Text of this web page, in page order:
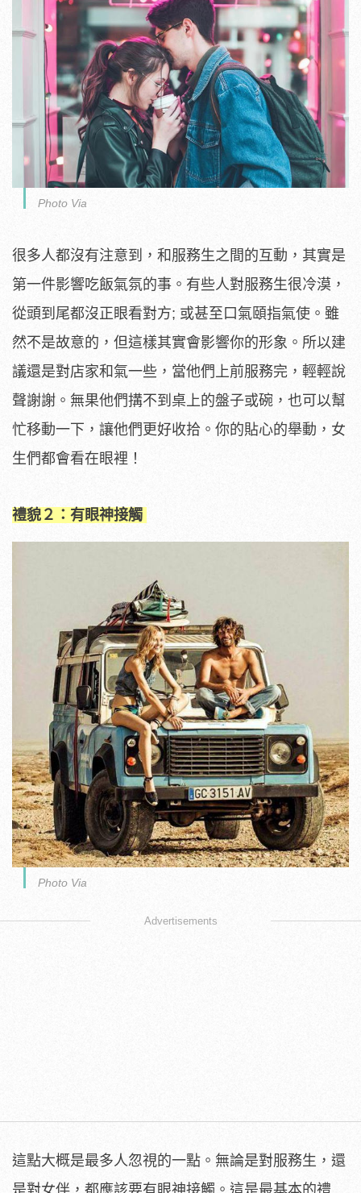
Photo Via
很多人都沒有注意到，和服務生之間的互動，其實是
第一件影響吃飯氣氛的事。有些人對服務生很冷漠，
從頭到尾都沒正眼看對方; 或甚至口氣頤指氣使。雖
然不是故意的，但這樣其實會影響你的形象。所以建
議還是對店家和氣一些，當他們上前服務完，輕輕說
聲謝謝。無果他們搆不到桌上的盤子或碗，也可以幫
忙移動一下，讓他們更好收拾。你的貼心的舉動，女
生們都會看在眼裡！
禮貌２：有眼神接觸
Photo Via
Advertisements
這點大概是最多人忽視的一點。無論是對服務生，還
是對女伴，都應該要有眼神接觸。這是最基本的禮